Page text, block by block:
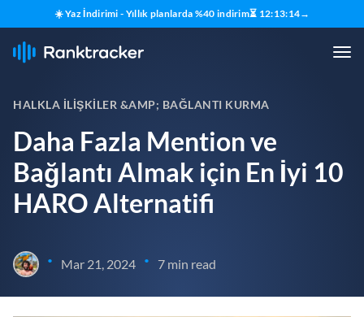
☀️ Yaz İndirimi - Yıllık planlarda %40 indirim⏳ 12:13:13→
HALKLA İLIŞKILER &AMP; BAĞLANTI KURMA
Daha Fazla Mention ve
Bağlantı Almak için En İyi 10
HARO Alternatifi
• Mar 21, 2024 • 7 min read